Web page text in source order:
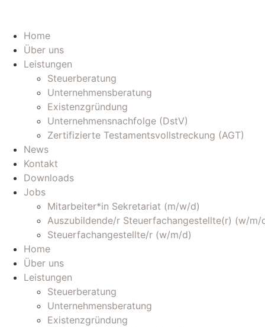
Home
Über uns
Leistungen
Steuerberatung
Unternehmensberatung
Existenzgründung
Unternehmensnachfolge (DstV)
Zertifizierte Testamentsvollstreckung (AGT)
News
Kontakt
Downloads
Jobs
Mitarbeiter*in Sekretariat (m/w/d)
Auszubildende/r Steuerfachangestellte(r) (w/m/
Steuerfachangestellte/r (w/m/d)
Home
Über uns
Leistungen
Steuerberatung
Unternehmensberatung
Existenzgründung